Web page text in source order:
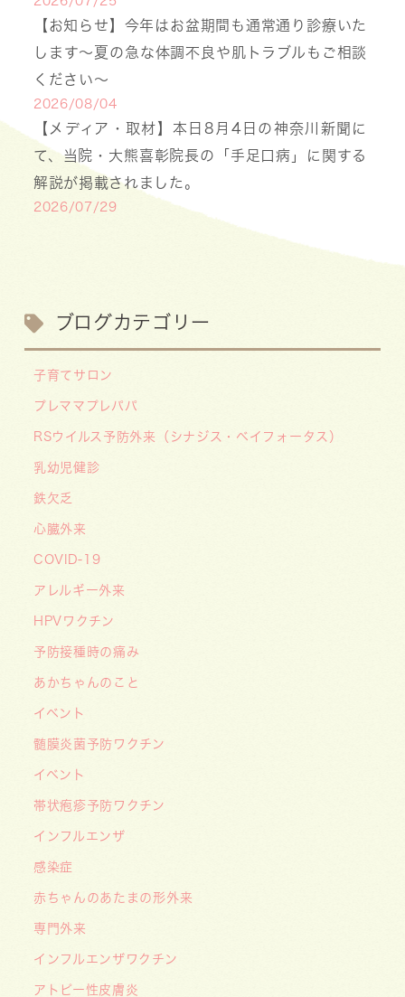
【お知らせ】今年はお盆期間も通常通り診療いた
します〜夏の急な体調不良や肌トラブルもご相談
ください〜
2026/08/04
【メディア・取材】本日8月4日の神奈川新聞に
て、当院・大熊喜彰院長の「手足口病」に関する
解説が掲載されました。
2026/07/29
【医療事務・受付募集】私たちと一緒に、子ども
たちの笑顔を支えませんか？（年間休日141日／
2026/07/13
【お知らせ】川崎市の「麻しん（はしか）対策事
2026/07/07
【デジタル診察券に移行します】
2026/06/16
【メディア・取材】学研の子育て応援サイト「こ
そだてまっぷ」に大熊喜彰院長監修の記事（こど
もの日焼け対策）がアップされました！
2026/05/19
――「武蔵小杉 森のこどもクリニック」の新た
な挑戦
2026/05/08
【メディア・取材】４月１０日発売「子供の科
ゴールデンウィーク（GW）の処方薬受け取りに
関する重要なお願い〜処方箋の有効期限は当日を
含めて「4日間」です〜
ブログカテゴリー
子育てサロン
プレママプレパパ
RSウイルス予防外来（シナジス・ベイフォータス）
乳幼児健診
鉄欠乏
心臓外来
COVID-19
アレルギー外来
HPVワクチン
予防接種時の痛み
あかちゃんのこと
イベント
髄膜炎菌予防ワクチン
イベント
帯状疱疹予防ワクチン
インフルエンザ
感染症
赤ちゃんのあたまの形外来
専門外来
インフルエンザワクチン
アトピー性皮膚炎